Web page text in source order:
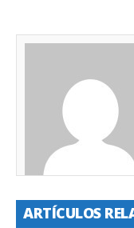
ARTÍCULOS